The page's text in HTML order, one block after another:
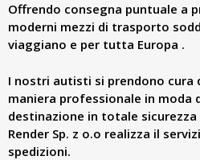
e
d
e
Offrendo consegna puntuale a
moderni mezzi di trasporto
viaggiano e per tutta Europa .
I nostri autisti si prendono cura
maniera professionale in moda
destinazione in totale
Render Sp. z o.o realizza il
spedizioni.